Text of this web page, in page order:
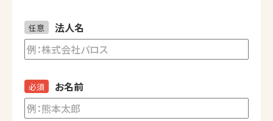
法人名
任意
お名前
必須